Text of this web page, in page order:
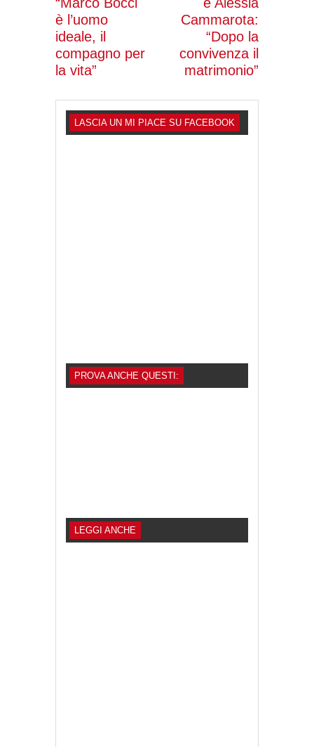
è l’uomo
ideale, il
compagno per
la vita”
Cammarota:
“Dopo la
convivenza il
matrimonio”
LASCIA UN MI PIACE SU FACEBOOK
PROVA ANCHE QUESTI:
LEGGI ANCHE